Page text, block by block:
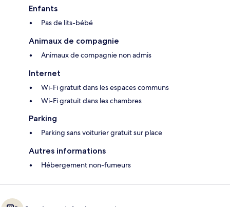
Enfants
Pas de lits-bébé
Animaux de compagnie
Animaux de compagnie non admis
Internet
Wi-Fi gratuit dans les espaces communs
Wi-Fi gratuit dans les chambres
Parking
Parking sans voiturier gratuit sur place
Autres informations
Hébergement non-fumeurs